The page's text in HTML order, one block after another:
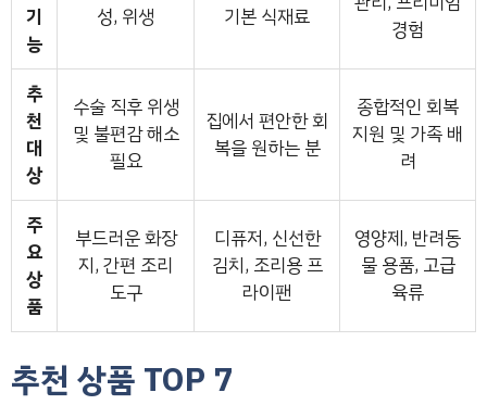
기
능
성, 위생
기본 식재료
경험
추
천
대
상
수술 직후 위생
및 불편감 해소
필요
집에서 편안한 회
복을 원하는 분
종합적인 회복
지원 및 가족 배
려
주
요
상
품
부드러운 화장
지, 간편 조리
도구
디퓨저, 신선한
김치, 조리용 프
라이팬
영양제, 반려동
물 용품, 고급
육류
추천 상품 TOP 7